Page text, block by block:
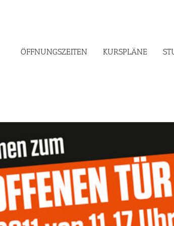
ÖFFNUNGSZEITEN KURSPLÄNE